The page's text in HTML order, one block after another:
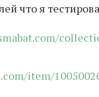
что я
item/